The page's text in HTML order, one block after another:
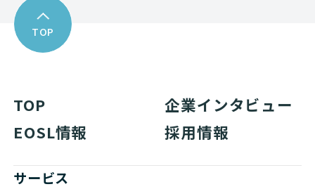
TOP
TOP
企業インタビュー
EOSL情報
採用情報
サービス